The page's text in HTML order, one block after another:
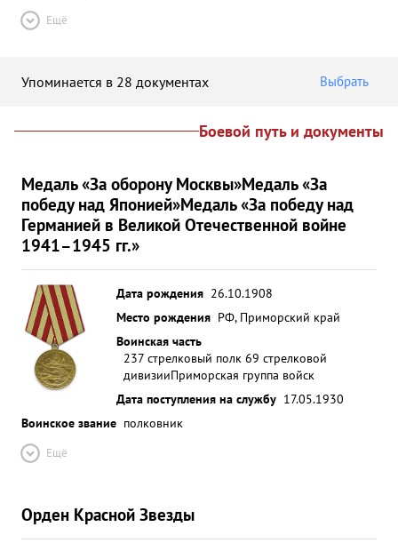
Ещё
Упоминается в 28 документах Выбрать
Боевой путь и документы
Медаль «За оборону Москвы»Медаль «За
победу над Японией»Медаль «За победу над
Германией в Великой Отечественной войне
1941–1945 гг.»
Дата рождения 26.10.1908
Место рождения РФ, Приморский край
Воинская часть
237 стрелковый полк 69 стрелковой
дивизииПриморская группа войск
Дата поступления на службу 17.05.1930
Воинское звание полковник
Ещё
Орден Красной Звезды